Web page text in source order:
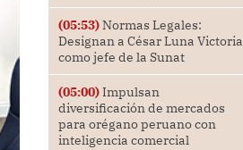
(05:53)Normas Legales:
Designan a César Luna Victoria
como jefe de la Sunat
(05:00)Impulsan
diversificación de mercados
para orégano peruano con
inteligencia comercial